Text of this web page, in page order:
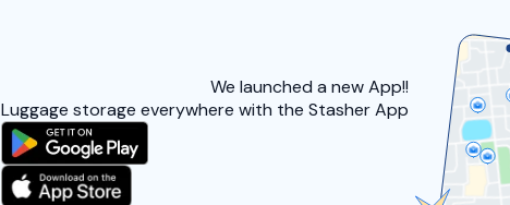
We launched a new App!!
Luggage storage everywhere with the Stasher App